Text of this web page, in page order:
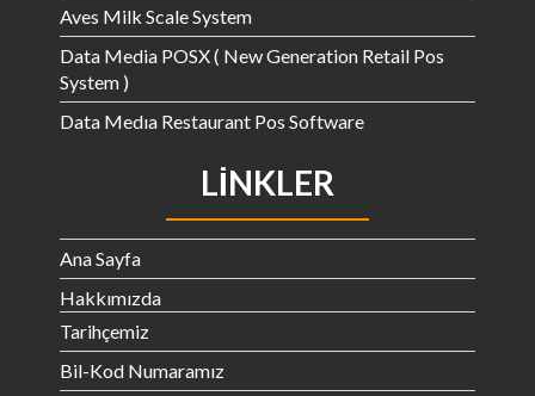
Aves Milk Scale System
Data Media POSX ( New Generation Retail Pos
System )
Data Medıa Restaurant Pos Software
LINKLER
Ana Sayfa
Hakkımızda
Tarihçemiz
Bil-Kod Numaramız